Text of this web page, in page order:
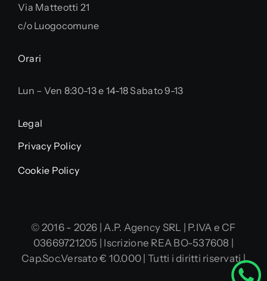
Via Matteotti 21
c/o Luogocomune
Orari
Lun – Ven 8:30-13 e 14-18 Sabato 9-13
Legal
Privacy Policy
Cookie Policy
© 2016 - 2026 | A.P. Agency SRL | P.IVA e CF
03669721205 | Iscrizione REA BO-537608 |
Cap.Soc.Versato € 10.000 | Tutti i diritti riservati |